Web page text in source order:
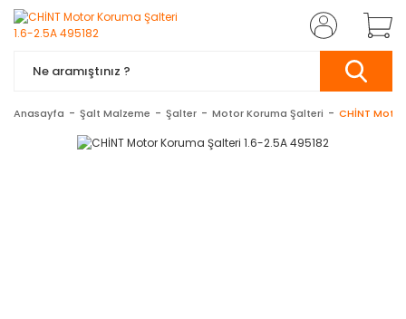
Anasayfa Şalt Malzeme Şalter Motor Koruma Şalteri CHİNT